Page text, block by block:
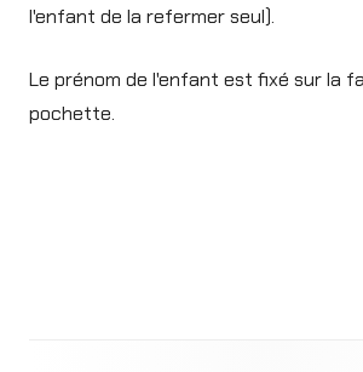
window
l'enfant de la refermer seul).
Le prénom de l'enfant est fixé sur la
pochette.